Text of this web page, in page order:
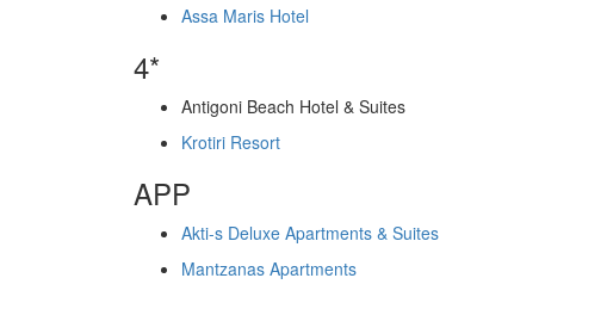
Assa Maris Hotel
4*
Antigoni Beach Hotel & Suites
Krotiri Resort
APP
Akti-s Deluxe Apartments & Suites
Mantzanas Apartments